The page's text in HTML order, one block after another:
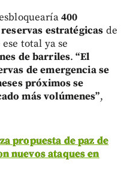
400
estratégicas de
total ya se
de barriles.“El
de emergencia se
próximos se
más volúmenes”,
propuesta de paz de
nuevos ataques en